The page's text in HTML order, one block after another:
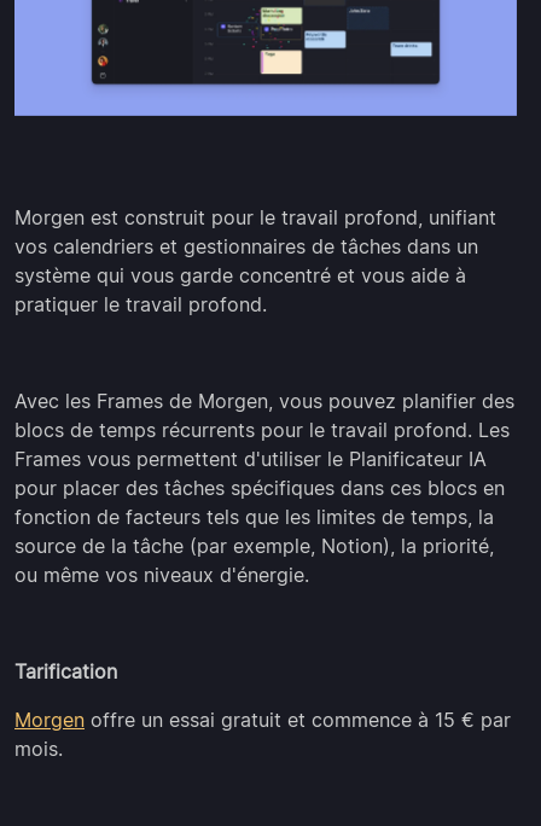
Morgen est construit pour le travail profond, unifiant
vos calendriers et gestionnaires de tâches dans un
système qui vous garde concentré et vous aide à
pratiquer le travail profond.
Avec les Frames de Morgen, vous pouvez planifier des
blocs de temps récurrents pour le travail profond. Les
Frames vous permettent d'utiliser le Planificateur IA
pour placer des tâches spécifiques dans ces blocs en
fonction de facteurs tels que les limites de temps, la
source de la tâche (par exemple, Notion), la priorité,
ou même vos niveaux d'énergie.
Tarification
Morgen offre un essai gratuit et commence à 15 € par
mois.